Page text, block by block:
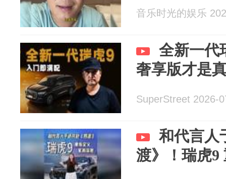
音乐时光的娱乐
全新一代
奢享版才是
SuperStreet 2026-
和代言人
渡》！瑞虎9